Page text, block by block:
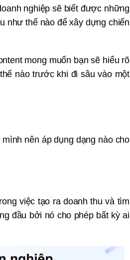
nghiệp sẽ biết được những
như thế nào để xây dựng chiến
mong muốn bạn sẽ hiểu rõ
nào trước khi đi sâu vào một
nên áp dụng dạng nào cho
việc tạo ra doanh thu và tìm
đầu bởi nó cho phép bất kỳ ai